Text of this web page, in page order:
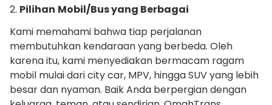
2. Pilihan Mobil/Bus yang Berbagai
Kami memahami bahwa tiap perjalanan
membutuhkan kendaraan yang berbeda. Oleh
karena itu, kami menyediakan bermacam ragam
mobil mulai dari city car, MPV, hingga SUV yang lebih
besar dan nyaman. Baik Anda berpergian dengan